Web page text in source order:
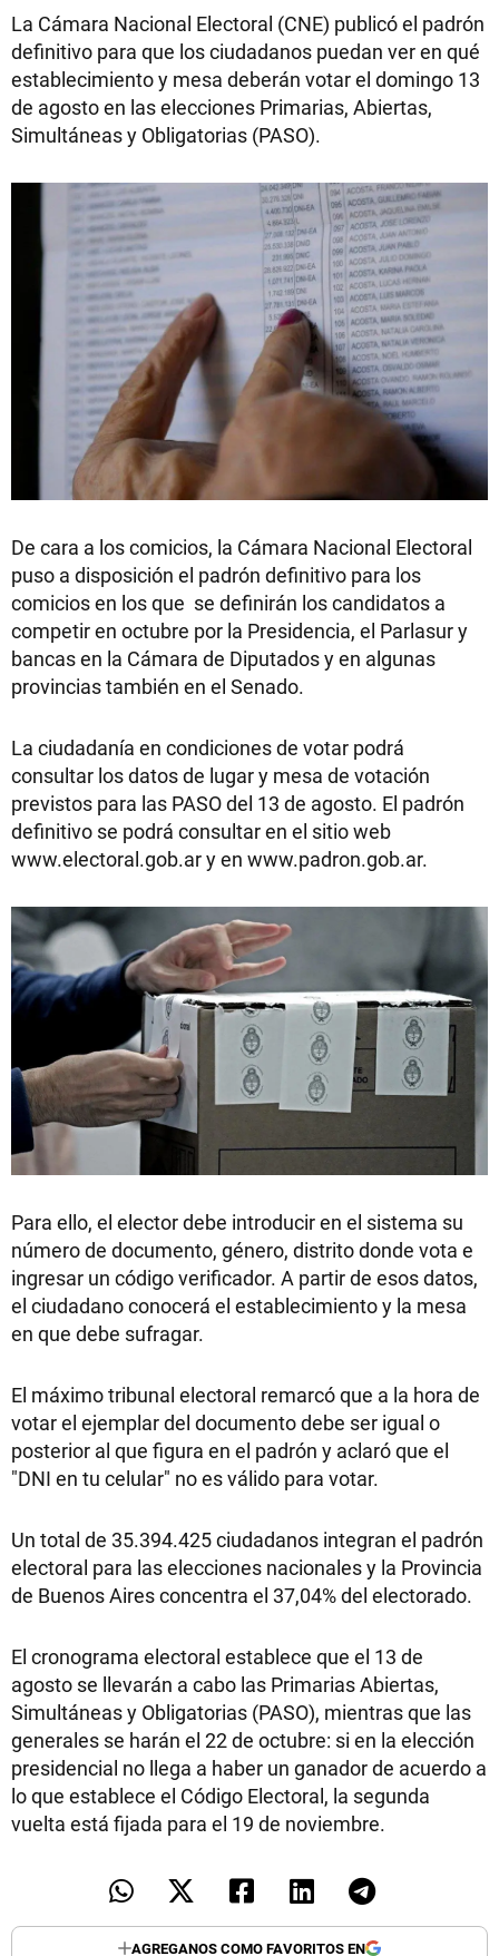
La Cámara Nacional Electoral (CNE) publicó el padrón
definitivo para que los ciudadanos puedan ver en qué
establecimiento y mesa deberán votar el domingo 13
de agosto en las elecciones Primarias, Abiertas,
Simultáneas y Obligatorias (PASO).
De cara a los comicios, la Cámara Nacional Electoral
puso a disposición el padrón definitivo para los
comicios en los que se definirán los candidatos a
competir en octubre por la Presidencia, el Parlasur y
bancas en la Cámara de Diputados y en algunas
provincias también en el Senado.
La ciudadanía en condiciones de votar podrá
consultar los datos de lugar y mesa de votación
previstos para las PASO del 13 de agosto. El padrón
definitivo se podrá consultar en el sitio web
www.electoral.gob.ar y en www.padron.gob.ar.
Para ello, el elector debe introducir en el sistema su
número de documento, género, distrito donde vota e
ingresar un código verificador. A partir de esos datos,
el ciudadano conocerá el establecimiento y la mesa
en que debe sufragar.
El máximo tribunal electoral remarcó que a la hora de
votar el ejemplar del documento debe ser igual o
posterior al que figura en el padrón y aclaró que el
"DNI en tu celular" no es válido para votar.
Un total de 35.394.425 ciudadanos integran el padrón
electoral para las elecciones nacionales y la Provincia
de Buenos Aires concentra el 37,04% del electorado.
El cronograma electoral establece que el 13 de
agosto se llevarán a cabo las Primarias Abiertas,
Simultáneas y Obligatorias (PASO), mientras que las
generales se harán el 22 de octubre: si en la elección
presidencial no llega a haber un ganador de acuerdo a
lo que establece el Código Electoral, la segunda
vuelta está fijada para el 19 de noviembre.
AGREGANOS COMO FAVORITOS EN